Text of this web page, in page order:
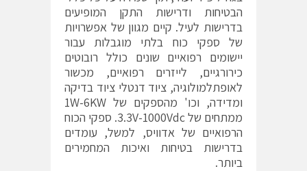
הבטיחות ודרישות התקן המופיעים
בדרישות לעיל. קיים מגוון של אפשרויות
של ספקי כוח בלתי מוגבלות עבור
יישומים רפואיים שונים כולל רובוטים
כירורגיים, לייזרים רפואיים, מכשור
לאופתלמולוגיה, ציוד דנטלי ציוד בדיקה
ומדידה, וכו' מהספקים של 1W-6KW
ממתחים של 3.3V-1000Vdc. ספקי הכוח
הרפואיים של אדוויס, למשל, עומדים
בדרישות בטיחות ואיכות המחמירים
ביותר.